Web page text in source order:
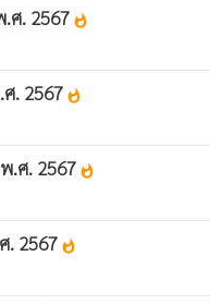
.ศ. 2567 whatshot
. 2567 whatshot
.ศ. 2567 whatshot
. 2567 whatshot